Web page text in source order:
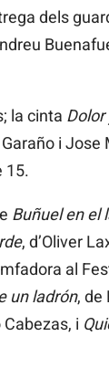
dels
la cinta Dolor
i
15.
Buñuel en el
, d’Oliver
al
un ladrón, de
Cabezas, i